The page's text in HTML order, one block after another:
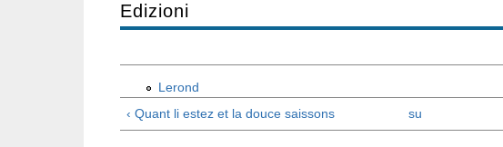
Edizioni
Lerond
‹ Quant li estez et la douce saissons
su